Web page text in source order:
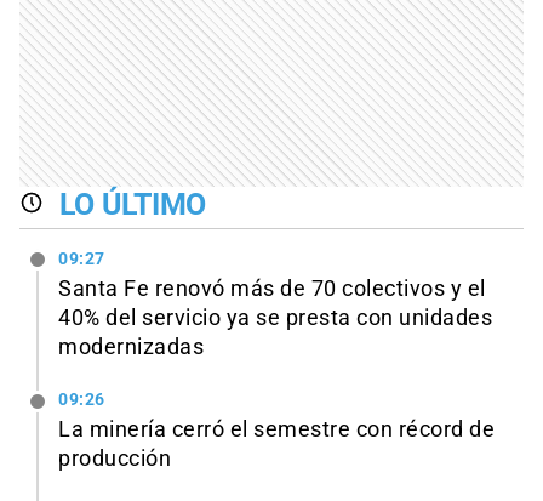
LO ÚLTIMO
09:27
Santa Fe renovó más de 70 colectivos y el
40% del servicio ya se presta con unidades
modernizadas
09:26
La minería cerró el semestre con récord de
producción